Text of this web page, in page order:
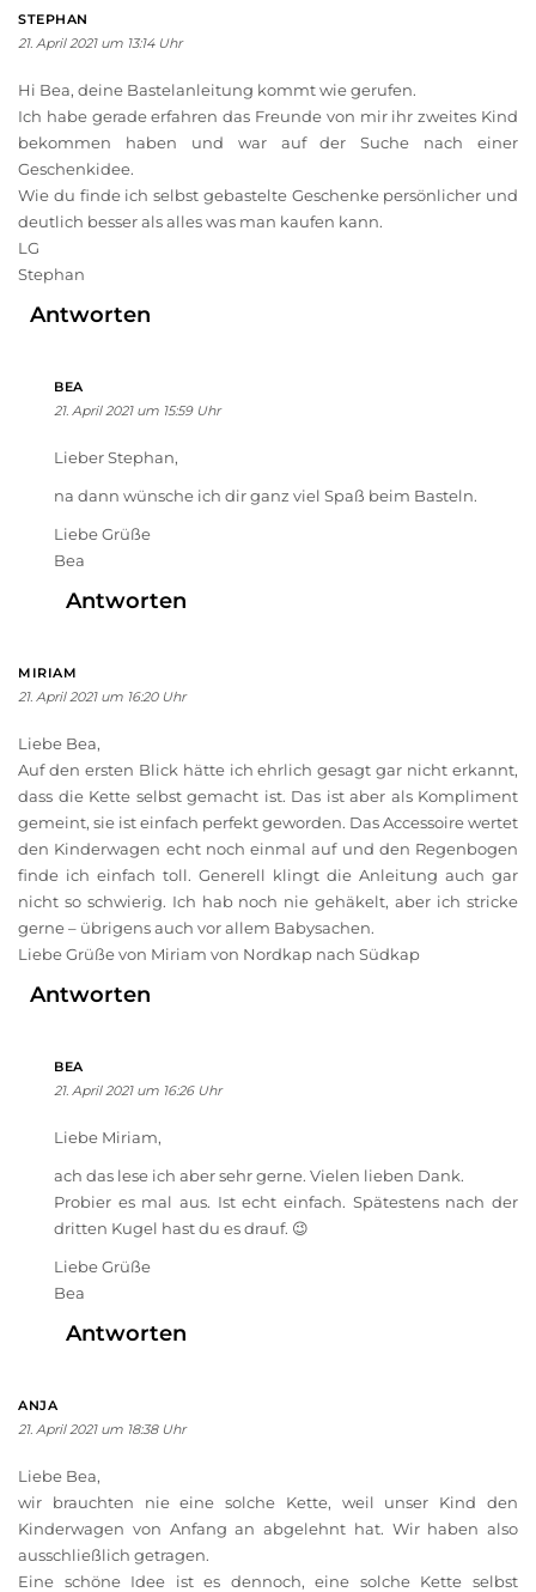
STEPHAN
21. April 2021 um 13:14 Uhr
Hi Bea, deine Bastelanleitung kommt wie gerufen.
Ich habe gerade erfahren das Freunde von mir ihr zweites Kind
bekommen haben und war auf der Suche nach einer
Geschenkidee.
Wie du finde ich selbst gebastelte Geschenke persönlicher und
deutlich besser als alles was man kaufen kann.
LG
Stephan
Antworten
BEA
21. April 2021 um 15:59 Uhr
Lieber Stephan,
na dann wünsche ich dir ganz viel Spaß beim Basteln.
Liebe Grüße
Bea
Antworten
MIRIAM
21. April 2021 um 16:20 Uhr
Liebe Bea,
Auf den ersten Blick hätte ich ehrlich gesagt gar nicht erkannt,
dass die Kette selbst gemacht ist. Das ist aber als Kompliment
gemeint, sie ist einfach perfekt geworden. Das Accessoire wertet
den Kinderwagen echt noch einmal auf und den Regenbogen
finde ich einfach toll. Generell klingt die Anleitung auch gar
nicht so schwierig. Ich hab noch nie gehäkelt, aber ich stricke
gerne – übrigens auch vor allem Babysachen.
Liebe Grüße von Miriam von Nordkap nach Südkap
Antworten
BEA
21. April 2021 um 16:26 Uhr
Liebe Miriam,
ach das lese ich aber sehr gerne. Vielen lieben Dank.
Probier es mal aus. Ist echt einfach. Spätestens nach der
dritten Kugel hast du es drauf. 😉
Liebe Grüße
Bea
Antworten
ANJA
21. April 2021 um 18:38 Uhr
Liebe Bea,
wir brauchten nie eine solche Kette, weil unser Kind den
Kinderwagen von Anfang an abgelehnt hat. Wir haben also
ausschließlich getragen.
Eine schöne Idee ist es dennoch, eine solche Kette selbst